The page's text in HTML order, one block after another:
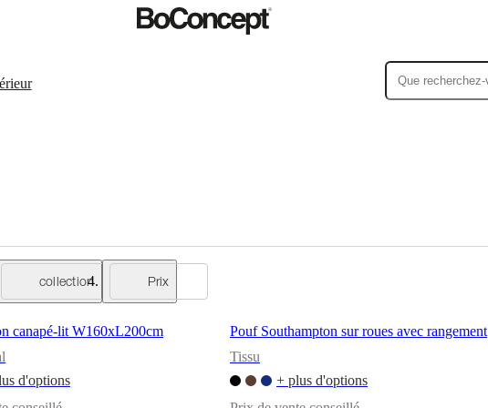
collection Prix
canapé-lit W160xL200cm
d'options
Pouf Southampton sur roues avec rangement
Tissu
+ plus d'options